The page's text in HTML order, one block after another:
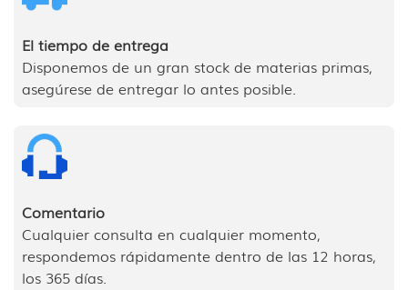
El tiempo de entrega
Disponemos de un gran stock de materias primas,
asegúrese de entregar lo antes posible.
Comentario
Cualquier consulta en cualquier momento,
respondemos rápidamente dentro de las 12 horas,
los 365 días.